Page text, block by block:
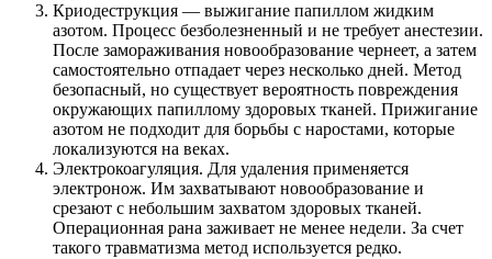
Криодеструкция — выжигание папиллом жидким
азотом. Процесс безболезненный и не требует анестезии.
После замораживания новообразование чернеет, а затем
самостоятельно отпадает через несколько дней. Метод
безопасный, но существует вероятность повреждения
окружающих папиллому здоровых тканей. Прижигание
азотом не подходит для борьбы с наростами, которые
локализуются на веках.
Электрокоагуляция. Для удаления применяется
электронож. Им захватывают новообразование и
срезают с небольшим захватом здоровых тканей.
Операционная рана заживает не менее недели. За счет
такого травматизма метод используется редко.